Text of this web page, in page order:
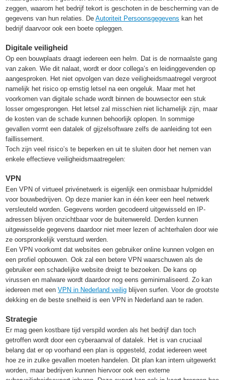
zeggen, waarom het bedrijf tekort is geschoten in de bescherming van de
gegevens van hun relaties. DeAutoriteit Persoonsgegevens kan het
bedrijf daarvoor ook een boete opleggen.
Digitale veiligheid
Op een bouwplaats draagt iedereen een helm. Dat is de normaalste gang
van zaken. Wie dit nalaat, wordt er door collega’s en leidinggevenden op
aangesproken. Het niet opvolgen van deze veiligheidsmaatregel vergroot
namelijk het risico op ernstig letsel na een ongeluk. Maar met het
voorkomen van digitale schade wordt binnen de bouwsector een stuk
losser omgesprongen. Het letsel zal misschien niet lichamelijk zijn, maar
de kosten van de schade kunnen behoorlijk oplopen. In sommige
gevallen vormt een datalek of gijzelsoftware zelfs de aanleiding tot een
faillissement.
Toch zijn veel risico’s te beperken en uit te sluiten door het nemen van
enkele effectieve veiligheidsmaatregelen:
VPN
Een VPN of virtueel privénetwerk is eigenlijk een onmisbaar hulpmiddel
voor bouwbedrijven. Op deze manier kan in één keer een heel netwerk
versleuteld worden. Gegevens worden gecodeerd uitgewisseld en IP-
adressen blijven onzichtbaar voor de buitenwereld. Derden kunnen
uitgewisselde gegevens daardoor niet meer lezen of achterhalen door wie
ze oorspronkelijk verstuurd werden.
Een VPN voorkomt dat websites een gebruiker online kunnen volgen en
een profiel opbouwen. Ook zal een betere VPN waarschuwen als de
gebruiker een schadelijke website dreigt te bezoeken. De kans op
virussen en malware wordt daardoor nog eens geminimaliseerd. Zo kan
iedereen met eenVPN in Nederland veilig blijven surfen. Voor de grootste
dekking en de beste snelheid is een VPN in Nederland aan te raden.
Strategie
Er mag geen kostbare tijd verspild worden als het bedrijf dan toch
getroffen wordt door een cyberaanval of datalek. Het is van cruciaal
belang dat er op voorhand een plan is opgesteld, zodat iedereen weet
hoe ze in zulke gevallen moeten handelen. Dit plan kan intern uitgewerkt
worden, maar bedrijven kunnen hiervoor ook een externe